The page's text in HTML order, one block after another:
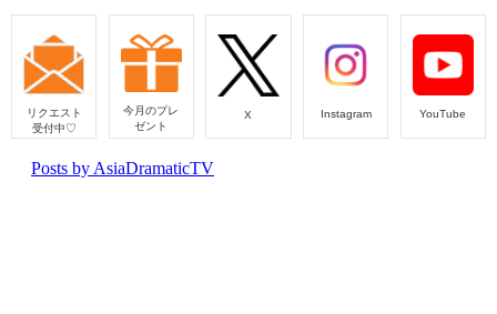
リクエスト
受付中♡
今月のプレ
ゼント
X Instagram YouTube